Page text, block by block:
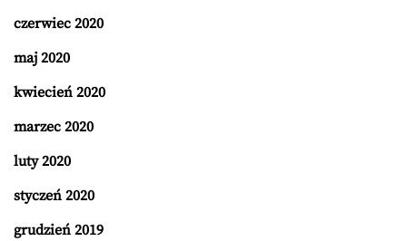
czerwiec 2020
maj 2020
kwiecień 2020
marzec 2020
luty 2020
styczeń 2020
grudzień 2019